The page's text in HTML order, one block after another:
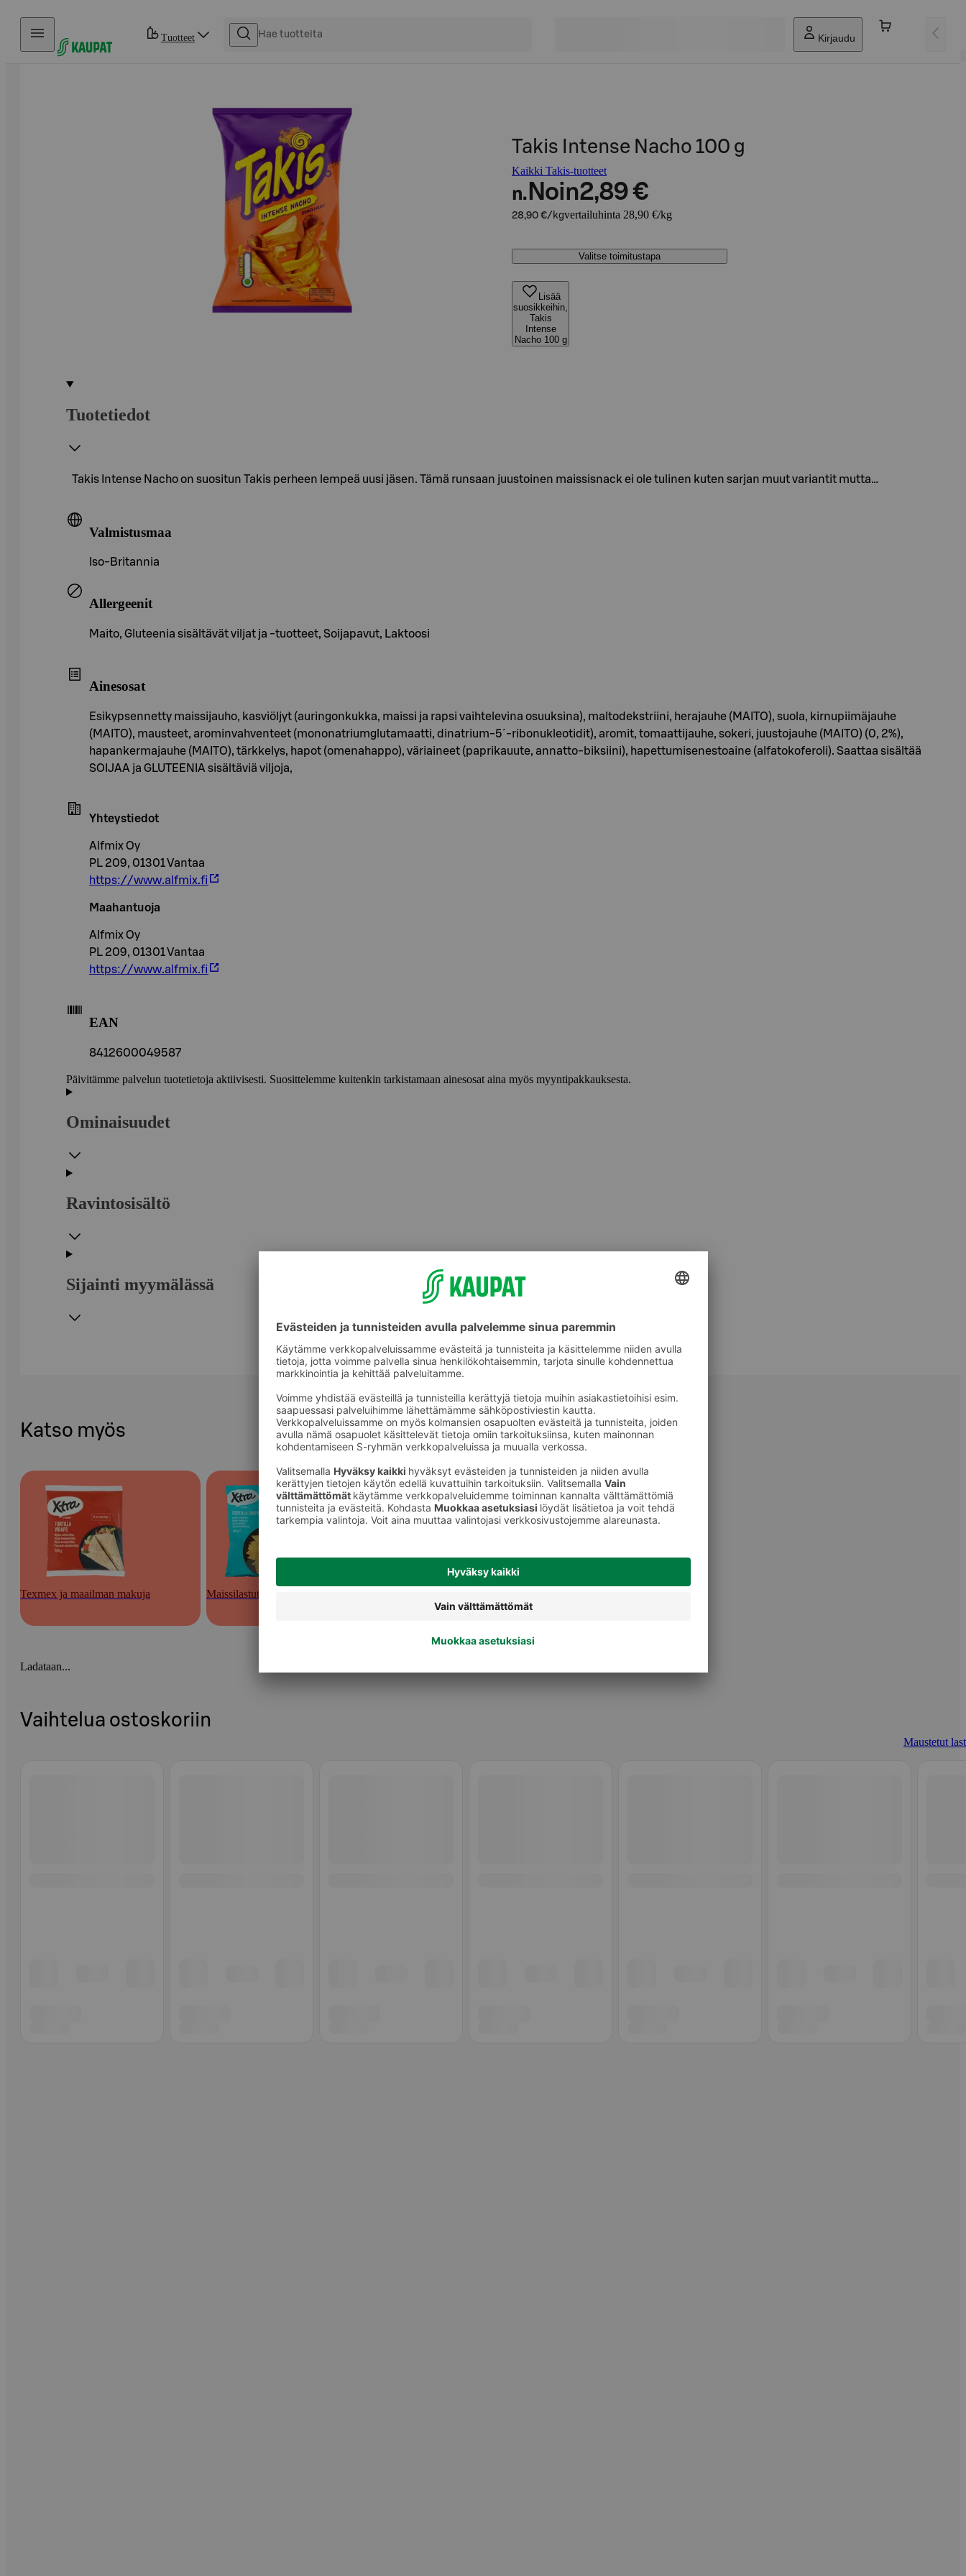
Hyppää sisältöön
Tuotteet Kirjaudu
Takis Intense Nacho 100 g
Kaikki Takis-tuotteet
n. Noin2,89 €
28,90 €/kgvertailuhinta 28,90 €/kg
Valitse toimitustapa
Lisää
suosikkeihin,
Takis
Intense
Nacho 100 g
Tuotetiedot
Takis Intense Nacho on suositun Takis perheen lempeä uusi jäsen. Tämä runsaan juustoinen maissisnack ei ole tulinen kuten sarjan muut variantit mutta…
Valmistusmaa
Iso-Britannia
Allergeenit
Maito, Gluteenia sisältävät viljat ja -tuotteet, Soijapavut, Laktoosi
Ainesosat
Esikypsennetty maissijauho, kasviöljyt (auringonkukka, maissi ja rapsi vaihtelevina osuuksina), maltodekstriini, herajauhe (MAITO), suola, kirnupiimäjauhe
(MAITO), mausteet, arominvahventeet (mononatriumglutamaatti, dinatrium-5´-ribonukleotidit), aromit, tomaattijauhe, sokeri, juustojauhe (MAITO) (0, 2%),
hapankermajauhe (MAITO), tärkkelys, hapot (omenahappo), väriaineet (paprikauute, annatto-biksiini), hapettumisenestoaine (alfatokoferoli). Saattaa sisältää
SOIJAA ja GLUTEENIA sisältäviä viljoja,
Yhteystiedot
Alfmix Oy
PL 209, 01301 Vantaa
https://www.alfmix.fi
Maahantuoja
Alfmix Oy
PL 209, 01301 Vantaa
https://www.alfmix.fi
EAN
8412600049587
Päivitämme palvelun tuotetietoja aktiivisesti. Suosittelemme kuitenkin tarkistamaan ainesosat aina myös myyntipakkauksesta.
Ominaisuudet
Ravintosisältö
Sijainti myymälässä
Katso myös
Texmex ja maailman makuja Maissilastut ja nachot
Ladataan...
Vaihtelua ostoskoriin
Maustetut